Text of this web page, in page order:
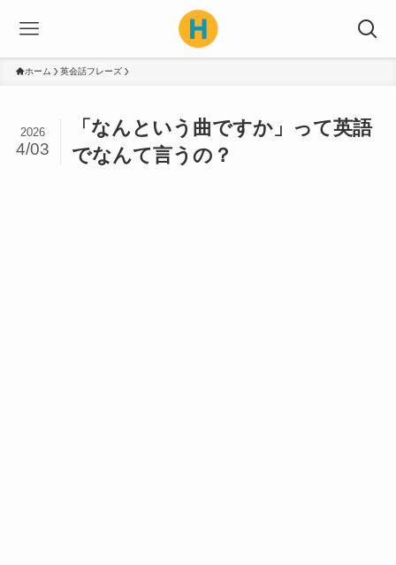
ホーム 英会話フレーズ
「なんという曲ですか」って英語
でなんて言うの？
2026
4/03